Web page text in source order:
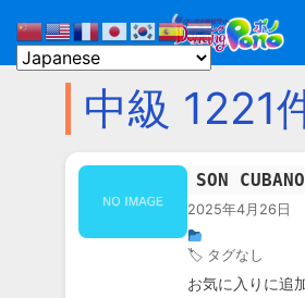
中級 1221
SON CUBANO
2025年4月26日
🏷 タグなし
お気に入りに追